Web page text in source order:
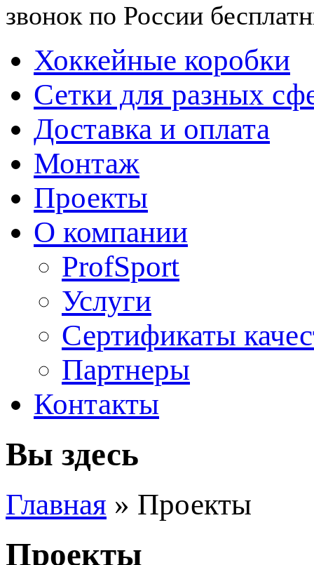
звонок по России
Хоккейные коробки
Сетки для разных
Доставка и оплата
Монтаж
Проекты
О компании
ProfSport
Услуги
Сертификаты
Партнеры
Контакты
Вы здесь
Главная » Проекты
Проекты